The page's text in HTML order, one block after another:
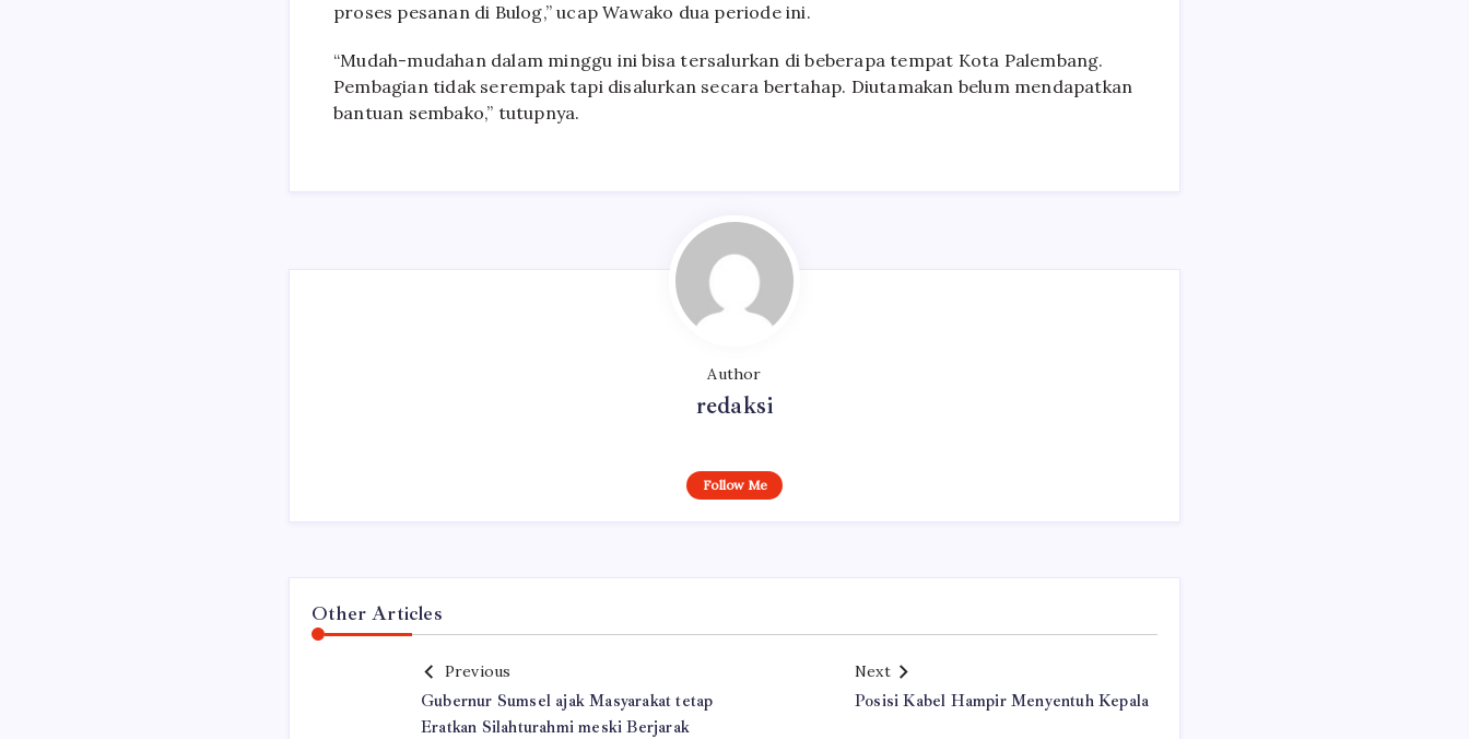
proses pesanan di Bulog,” ucap Wawako dua periode ini.
“Mudah-mudahan dalam minggu ini bisa tersalurkan di beberapa tempat Kota Palembang.
Pembagian tidak serempak tapi disalurkan secara bertahap. Diutamakan belum mendapatkan
bantuan sembako,” tutupnya.
Author
redaksi
Follow Me
Other Articles
Previous
Gubernur Sumsel ajak Masyarakat tetap
Eratkan Silahturahmi meski Berjarak
Next
Posisi Kabel Hampir Menyentuh Kepala